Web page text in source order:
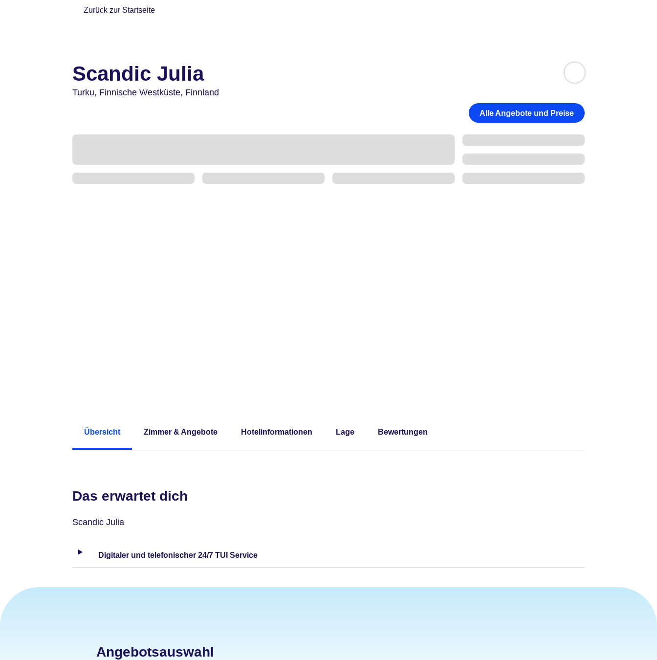
Zurück zur Startseite
Scandic Julia
Turku, Finnische Westküste, Finnland
Alle Angebote und Preise
Übersicht Zimmer & Angebote Hotelinformationen Lage Bewertungen
Das erwartet dich
Scandic Julia
Digitaler und telefonischer 24/7 TUI Service
Angebotsauswahl